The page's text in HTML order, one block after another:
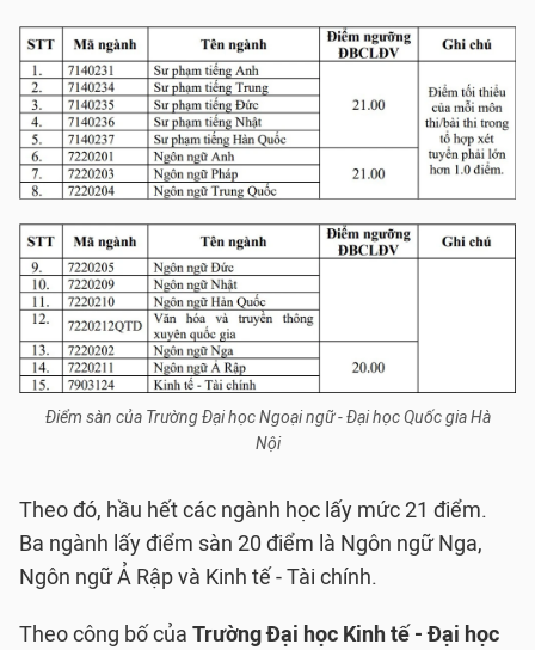
Điểm sàn của Trường Đại học Ngoại ngữ - Đại học Quốc gia Hà
Nội
Theo đó, hầu hết các ngành học lấy mức 21 điểm.
Ba ngành lấy điểm sàn 20 điểm là Ngôn ngữ Nga,
Ngôn ngữ Ả Rập và Kinh tế - Tài chính.
Theo công bố của Trường Đại học Kinh tế - Đại học